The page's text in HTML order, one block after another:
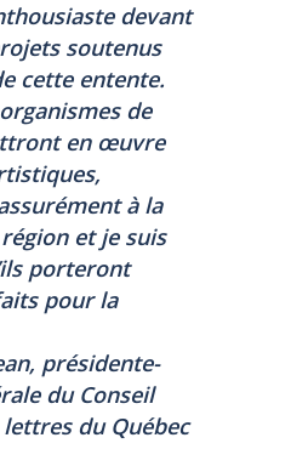
devant
soutenus
cette entente.
de
en œuvre
à la
et je suis
porteront
pour la
présidente-
du Conseil
du Québec